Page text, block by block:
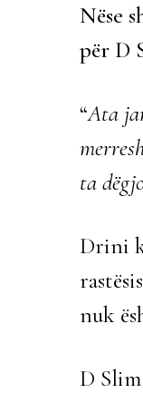
Nëse
për D
“Ata
ta
Drini
nuk
D